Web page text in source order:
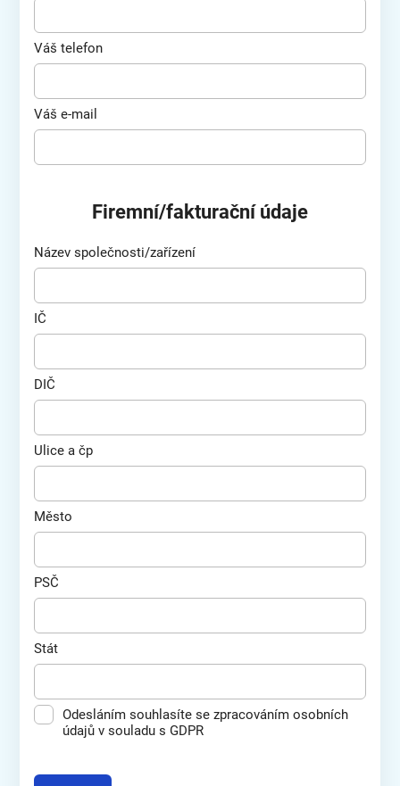
Váš telefon
Váš e-mail
Firemní/fakturační údaje
Název společnosti/zařízení
IČ
DIČ
Ulice a čp
Město
PSČ
Stát
Odesláním souhlasíte se zpracováním osobních
údajů v souladu s GDPR